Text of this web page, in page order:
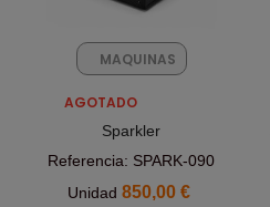
MAQUINAS
AGOTADO
Sparkler
Referencia: SPARK-090
Unidad850,00 €